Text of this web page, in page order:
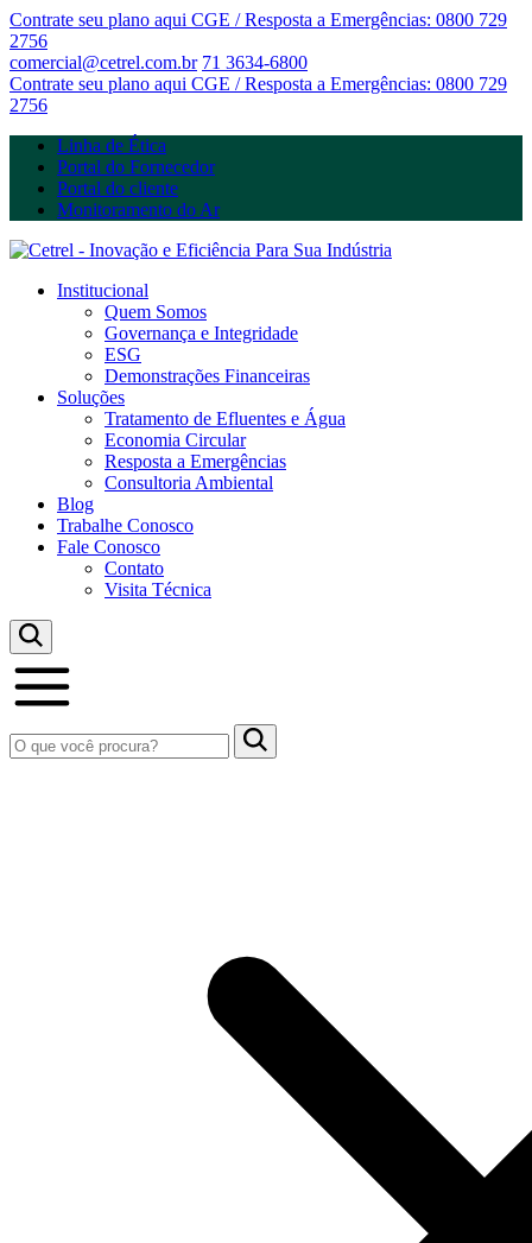
Contrate seu plano aqui CGE / Resposta a Emergências: 0800 729
2756
comercial@cetrel.com.br 71 3634-6800
Contrate seu plano aqui CGE / Resposta a Emergências: 0800 729
2756
Linha de Ética
Portal do Fornecedor
Portal do cliente
Monitoramento do Ar
Institucional
Quem Somos
Governança e Integridade
ESG
Demonstrações Financeiras
Soluções
Tratamento de Efluentes e Água
Economia Circular
Resposta a Emergências
Consultoria Ambiental
Blog
Trabalhe Conosco
Fale Conosco
Contato
Visita Técnica